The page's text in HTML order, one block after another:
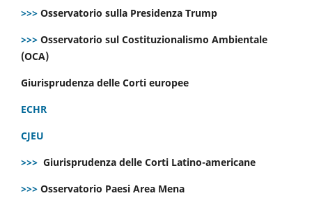
>>> Osservatorio sulla Presidenza Trump
>>> Osservatorio sul Costituzionalismo Ambientale
(OCA)
Giurisprudenza delle Corti europee
ECHR
CJEU
>>> Giurisprudenza delle Corti Latino-americane
>>> Osservatorio Paesi Area Mena